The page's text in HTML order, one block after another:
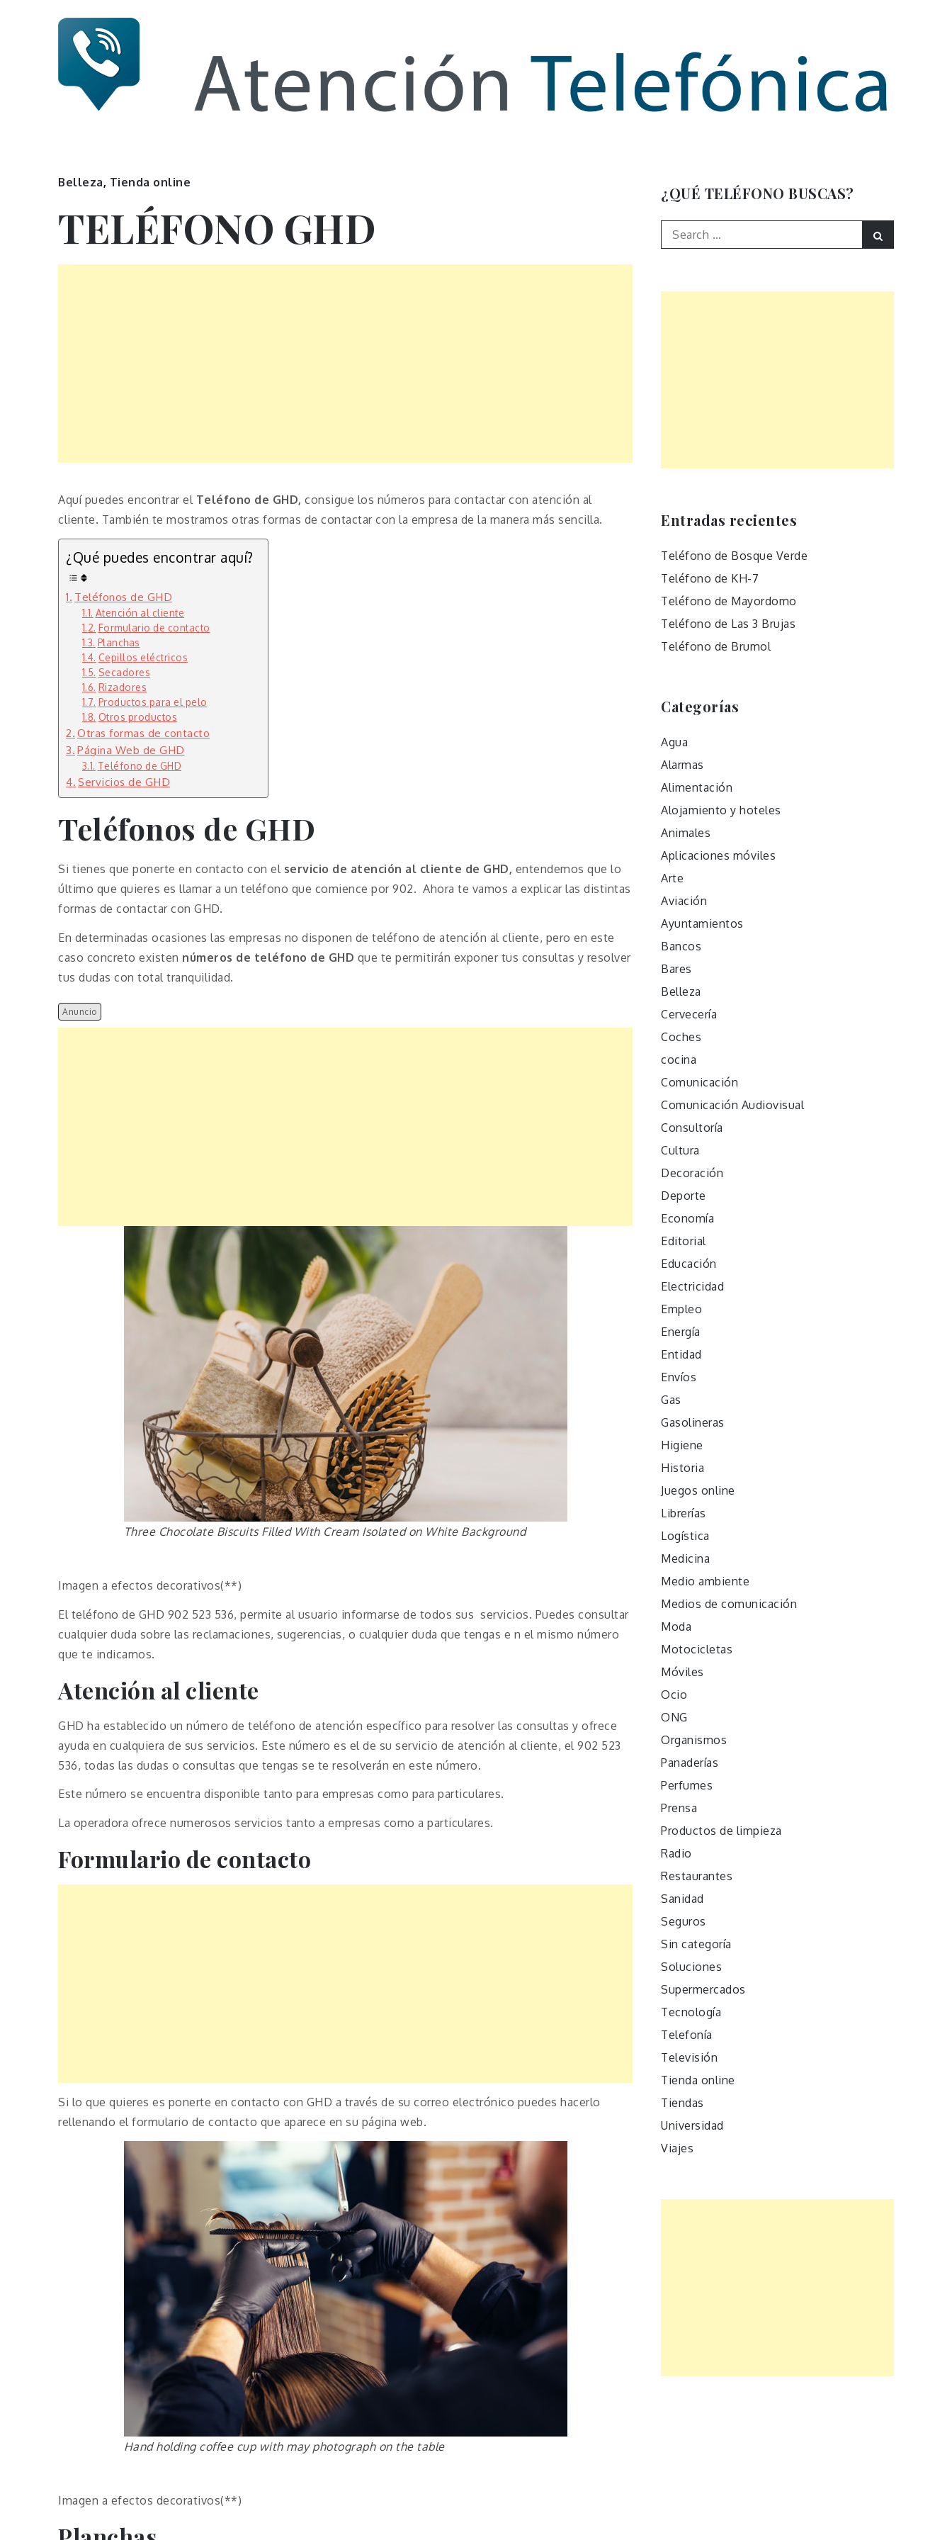
Numero de Información
Belleza, Tienda online
TELÉFONO GHD
Aquí puedes encontrar elTeléfono de GHD, consigue los números para contactar con atención al
cliente. También te mostramos otras formas de contactar con la empresa de la manera más sencilla.
¿Qué puedes encontrar aquí?
Teléfonos de GHD
Atención al cliente
Formulario de contacto
Planchas
Cepillos eléctricos
Secadores
Rizadores
Productos para el pelo
Otros productos
Otras formas de contacto
Página Web de GHD
Teléfono de GHD
Servicios de GHD
Teléfonos de GHD
Si tienes que ponerte en contacto con el servicio de atención al cliente de GHD, entendemos que lo
último que quieres es llamar a un teléfono que comience por 902. Ahora te vamos a explicar las distintas
formas de contactar con GHD.
En determinadas ocasiones las empresas no disponen de teléfono de atención al cliente, pero en este
caso concreto existen números de teléfono de GHD que te permitirán exponer tus consultas y resolver
tus dudas con total tranquilidad.
Anuncio
Three Chocolate Biscuits Filled With Cream Isolated on White Background
Imagen a efectos decorativos(**)
El teléfono de GHD 902 523 536, permite al usuario informarse de todos sus servicios. Puedes consultar
cualquier duda sobre las reclamaciones, sugerencias, o cualquier duda que tengas e n el mismo número
que te indicamos.
Atención al cliente
GHD ha establecido un número de teléfono de atención específico para resolver las consultas y ofrece
ayuda en cualquiera de sus servicios. Este número es el de su servicio de atención al cliente, el 902 523
536, todas las dudas o consultas que tengas se te resolverán en este número.
Este número se encuentra disponible tanto para empresas como para particulares.
La operadora ofrece numerosos servicios tanto a empresas como a particulares.
Formulario de contacto
Si lo que quieres es ponerte en contacto con GHD a través de su correo electrónico puedes hacerlo
rellenando el formulario de contacto que aparece en su página web.
Hand holding coffee cup with may photograph on the table
Imagen a efectos decorativos(**)
¿QUÉ TELÉFONO BUSCAS?
Search
for:
Entradas recientes
Teléfono de Bosque Verde
Teléfono de KH-7
Teléfono de Mayordomo
Teléfono de Las 3 Brujas
Teléfono de Brumol
Categorías
Agua
Alarmas
Alimentación
Alojamiento y hoteles
Animales
Aplicaciones móviles
Arte
Aviación
Ayuntamientos
Bancos
Bares
Belleza
Cervecería
Coches
cocina
Comunicación
Comunicación Audiovisual
Consultoría
Cultura
Decoración
Deporte
Economía
Editorial
Educación
Electricidad
Empleo
Energía
Entidad
Envíos
Gas
Gasolineras
Higiene
Historia
Juegos online
Librerías
Logística
Medicina
Medio ambiente
Medios de comunicación
Moda
Motocicletas
Móviles
Ocio
ONG
Organismos
Panaderías
Perfumes
Prensa
Productos de limpieza
Radio
Restaurantes
Sanidad
Seguros
Sin categoría
Soluciones
Supermercados
Tecnología
Telefonía
Televisión
Tienda online
Tiendas
Universidad
Viajes